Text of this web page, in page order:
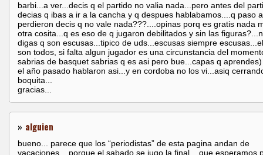
barbi...a ver...decis q el partido no valia nada...pero antes del
decias q ibas a ir a la cancha y q despues hablabamos....q paso
perdieron decis q no vale nada???....opinas porq es gratis nada
otra cosita...q es eso de q jugaron debilitados y sin las
digas q son escusas...tipico de uds...escusas siempre
son todos, si falta algun jugador es una circunstancia del
sabrias de basquet sabrias q es asi pero bue...capas q aprendes)
el año pasado hablaron asi...y en cordoba no los vi...asiq
boquita...
gracias...
» alguien
bueno... parece que los “periodistas” de esta pagina andan de
vacaciones... porque el sabado se jugo la final... que esperamos